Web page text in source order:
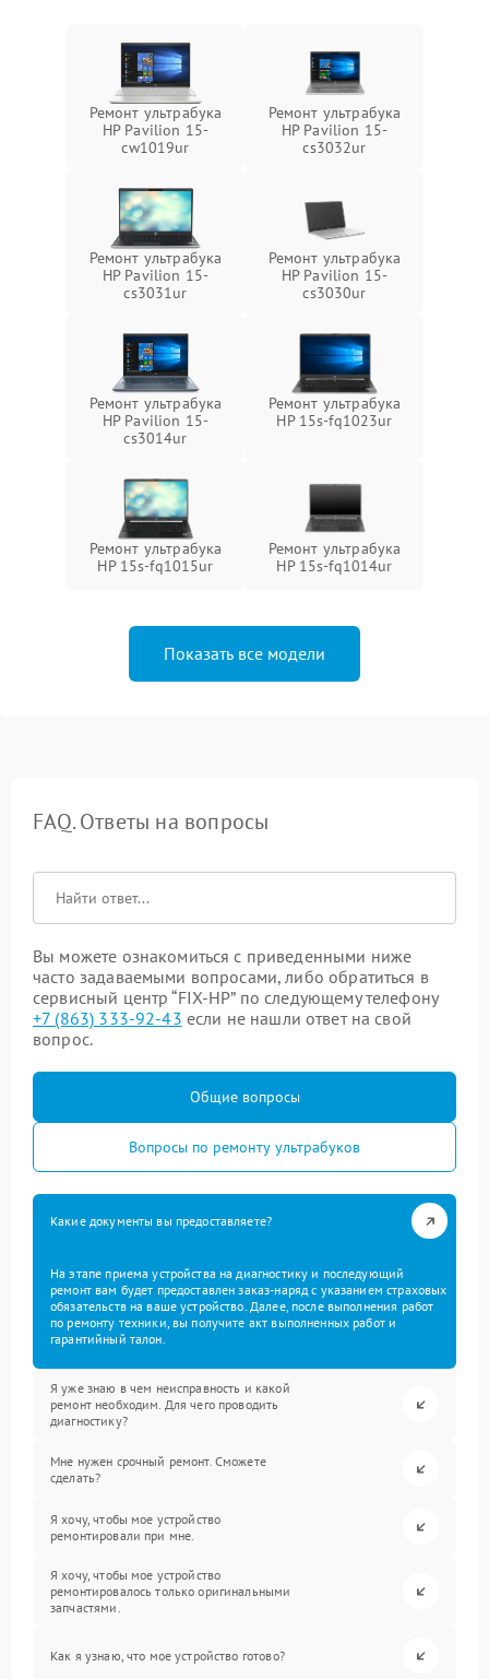
Ремонт ультрабука
HP Pavilion 15-
cw1019ur
Ремонт ультрабука
HP Pavilion 15-
cs3032ur
Ремонт ультрабука
HP Pavilion 15-
cs3031ur
Ремонт ультрабука
HP Pavilion 15-
cs3030ur
Ремонт ультрабука
HP Pavilion 15-
cs3014ur
Ремонт ультрабука
HP 15s-fq1023ur
Ремонт ультрабука
HP 15s-fq1015ur
Ремонт ультрабука
HP 15s-fq1014ur
Показать все модели
FAQ. Ответы на вопросы
Вы можете ознакомиться с приведенными ниже
часто задаваемыми вопросами, либо обратиться в
сервисный центр “FIX-HP” по следующему телефону
+7 (863) 333-92-43 если не нашли ответ на свой
вопрос.
Общие вопросы
Вопросы по ремонту ультрабуков
Какие документы вы предоставляете?
На этапе приема устройства на диагностику и последующий
ремонт вам будет предоставлен заказ-наряд с указанием страховых
обязательств на ваше устройство. Далее, после выполнения работ
по ремонту техники, вы получите акт выполненных работ и
гарантийный талон.
Я уже знаю в чем неисправность и какой
ремонт необходим. Для чего проводить
диагностику?
Мне нужен срочный ремонт. Сможете
сделать?
Я хочу, чтобы мое устройство
ремонтировали при мне.
Я хочу, чтобы мое устройство
ремонтировалось только оригинальными
запчастями.
Как я узнаю, что мое устройство готово?